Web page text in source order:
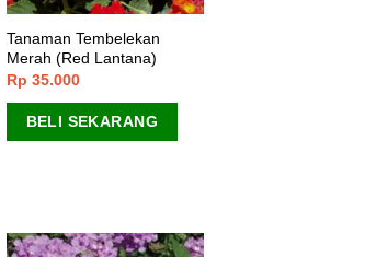
Tanaman Tembelekan
Merah (Red Lantana)
Rp 35.000
BELI SEKARANG